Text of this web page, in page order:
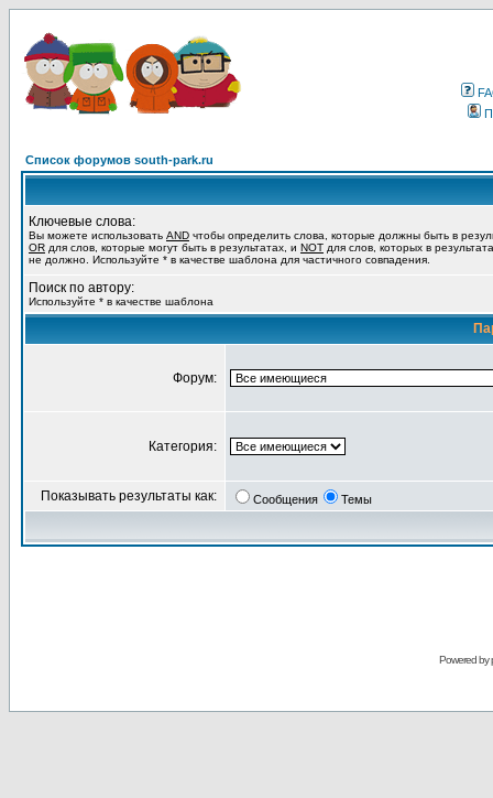
Список форумов south-park.ru
Ключевые слова:
Вы можете использовать AND чтобы определить слова, которые должны быть в
OR для слов, которые могут быть в результатах, и NOT для слов, которых в
не должно. Используйте * в качестве шаблона для частичного совпадения.
Поиск по автору:
Используйте * в качестве шаблона
Форум:
Категория:
Показывать результаты как: Сообщения Темы
Powered by